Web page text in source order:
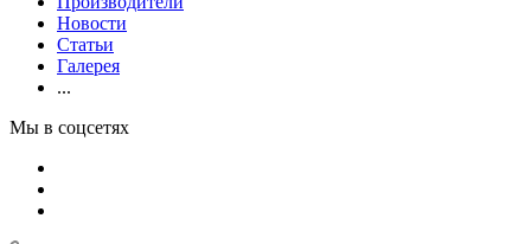
Новости
Статьи
Галерея
...
Мы в соцсетях